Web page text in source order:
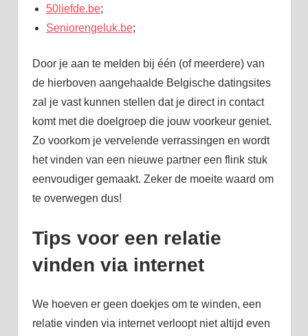
50liefde.be;
Seniorengeluk.be;
Door je aan te melden bij één (of meerdere) van
de hierboven aangehaalde Belgische datingsites
zal je vast kunnen stellen dat je direct in contact
komt met die doelgroep die jouw voorkeur geniet.
Zo voorkom je vervelende verrassingen en wordt
het vinden van een nieuwe partner een flink stuk
eenvoudiger gemaakt. Zeker de moeite waard om
te overwegen dus!
Tips voor een relatie
vinden via internet
We hoeven er geen doekjes om te winden, een
relatie vinden via internet verloopt niet altijd even